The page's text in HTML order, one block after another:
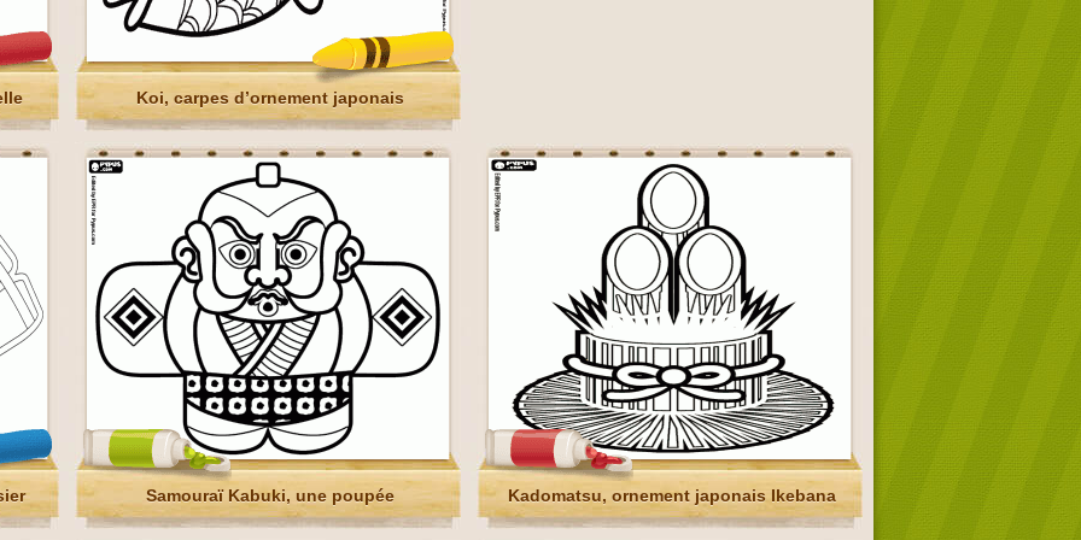
Koi, carpes d’ornement japonais
Samouraï Kabuki, une poupée Kadomatsu, ornement japonais Ikebana